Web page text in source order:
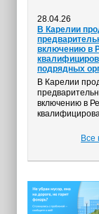
28.04.26
В Карелии
включению в
подрядных
В Карелии
включению в
Все